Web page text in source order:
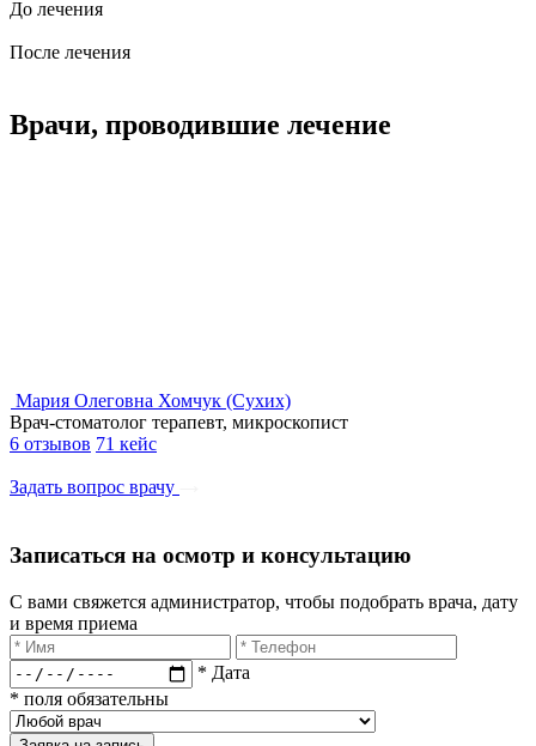
До лечения
После лечения
Врачи, проводившие лечение
Мария Олеговна Хомчук (Сухих)
Врач-стоматолог терапевт, микроскопист
6 отзывов 71 кейс
Задать вопрос врачу
Записаться на осмотр и консультацию​
С вами свяжется администратор, чтобы подобрать врача, дату
и время приема​
* Дата
* поля обязательны